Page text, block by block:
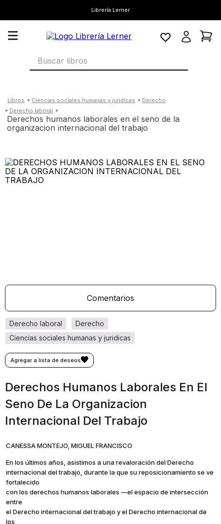
Librería Lerner
Buscar libros
ciencias sociales humanas y juridicas
derecho
derecho laboral
derechos humanos laborales en el seno de la
organizacion internacional del trabajo
Comentarios
ciencias sociales humanas y juridicas
derecho
derecho laboral
Derechos Humanos Laborales En El
Seno De La Organizacion
Internacional Del Trabajo
CANESSA MONTEJO, MIGUEL FRANCISCO
En los últimos años, asistimos a una revaloración del Derecho
internacional del trabajo, durante la que su reposicionamiento se ve
fortalecido
con los derechos humanos laborales —el espacio de intersección
entre
el Derecho internacional del trabajo y el Derecho internacional de
los